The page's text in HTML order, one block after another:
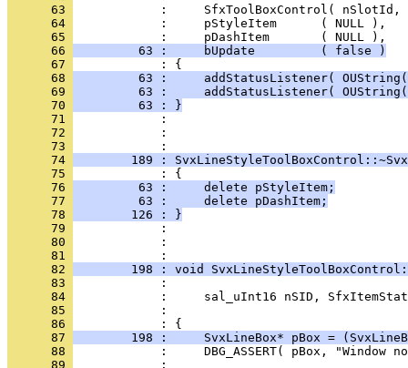
      63
      64
      65
      66
         63 :     bUpdate         ( false )
      67
      68
63 :     addStatusListener(
      69
63 :     addStatusListener(
      70
         63 : }
      71
      72
            :
      73
      74
189 :
      75
      76
         63 :     delete pStyleItem;
      77
         63 :     delete pDashItem;
      78
        126 : }
      79
      80
            :
      81
      82
198 : void
      83
      84
      85
      86
      87
198 :     SvxLineBox* pBox =
      88
      89